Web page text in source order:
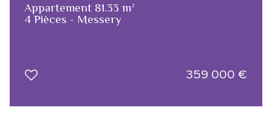
Appartement 81.33 m²
4 Pièces - Messery
359 000 €